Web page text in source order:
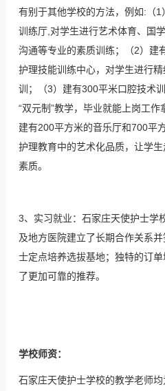
有别于其他学校的方法，例如:（
训练厅,对学生进行艺术体育、国
沟通等专业的素质训练；（2）建
护理技能训练中心，对学生进行
训；（3）建有300平米口腔技术训
“双元制”教学，毕业就能上岗工作
建有200平方米的音乐厅和700平
护理教育中的艺术化品质，让学
素质。
3、实习就业：石家庄天使护士学
及地方医院建立了长期合作关系
士定点培养选拔基地；独特的订
了更加可靠的推荐。
学校师资：
石家庄天使护士学校的教学老师